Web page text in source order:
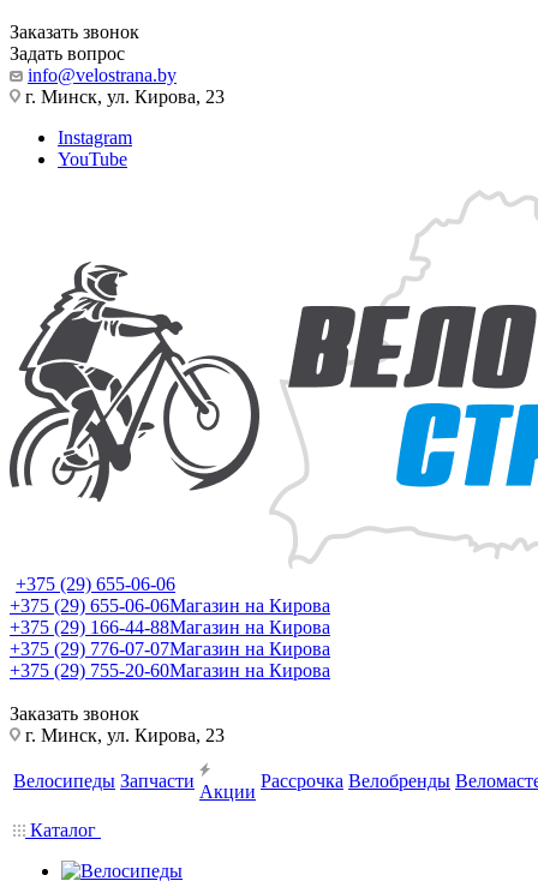
Заказать звонок
Задать вопрос
info@velostrana.by
г. Минск, ул. Кирова, 23
Instagram
YouTube
+375 (29) 655-06-06
+375 (29) 655-06-06Магазин на Кирова
+375 (29) 166-44-88Магазин на Кирова
+375 (29) 776-07-07Магазин на Кирова
+375 (29) 755-20-60Магазин на Кирова
Заказать звонок
г. Минск, ул. Кирова, 23
Велосипеды Запчасти
Акции
Рассрочка Велобренды
Каталог